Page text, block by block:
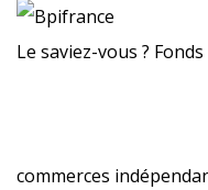
Le saviez-vous ?
commerces